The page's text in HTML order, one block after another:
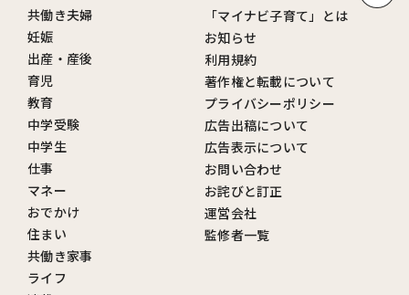
共働き夫婦
妊娠
出産・産後
育児
教育
中学受験
中学生
仕事
マネー
おでかけ
住まい
共働き家事
ライフ
「マイナビ子育て」とは
お知らせ
利用規約
著作権と転載について
プライバシーポリシー
広告出稿について
広告表示について
お問い合わせ
お詫びと訂正
運営会社
監修者一覧